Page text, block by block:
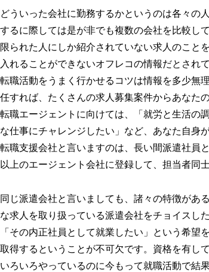
どういった会社に勤務するかというのは各々の
するに際しては是が非でも複数の会社を比較し
限られた人にしか紹介されていない求人のこと
入れることができないオフレコの情報だとされて
転職活動をうまく行かせるコツは情報を多少無
任すれば、たくさんの求人募集案件からあなた
転職エージェントに向けては、「就労と生活の
な仕事にチャレンジしたい」など、あなた自身
転職支援会社と言いますのは、長い間派遣社員
以上のエージェント会社に登録して、担当者同
同じ派遣会社と言いましても、諸々の特徴があ
な求人を取り扱っている派遣会社をチョイスし
「その内正社員として就業したい」という希
取得するということが不可欠です。資格を有し
いろいろやっているのに今もって就職活動で結